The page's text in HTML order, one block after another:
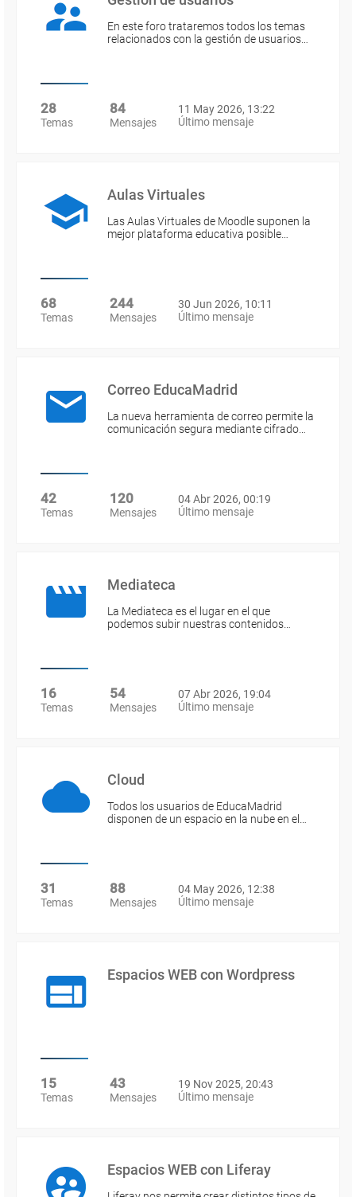
En este foro trataremos todos los temas
relacionados con la gestión de usuarios…
28
Temas
84
Mensajes
11 May 2026, 13:22
Último mensaje
Aulas Virtuales
Las Aulas Virtuales de Moodle suponen la
mejor plataforma educativa posible…
68
Temas
244
Mensajes
30 Jun 2026, 10:11
Último mensaje
Correo EducaMadrid
La nueva herramienta de correo permite la
comunicación segura mediante cifrado…
42
Temas
120
Mensajes
04 Abr 2026, 00:19
Último mensaje
Mediateca
La Mediateca es el lugar en el que
podemos subir nuestras contenidos…
16
Temas
54
Mensajes
07 Abr 2026, 19:04
Último mensaje
Cloud
Todos los usuarios de EducaMadrid
disponen de un espacio en la nube en el…
31
Temas
88
Mensajes
04 May 2026, 12:38
Último mensaje
Espacios WEB con Wordpress
15
Temas
43
Mensajes
19 Nov 2025, 20:43
Último mensaje
Espacios WEB con Liferay